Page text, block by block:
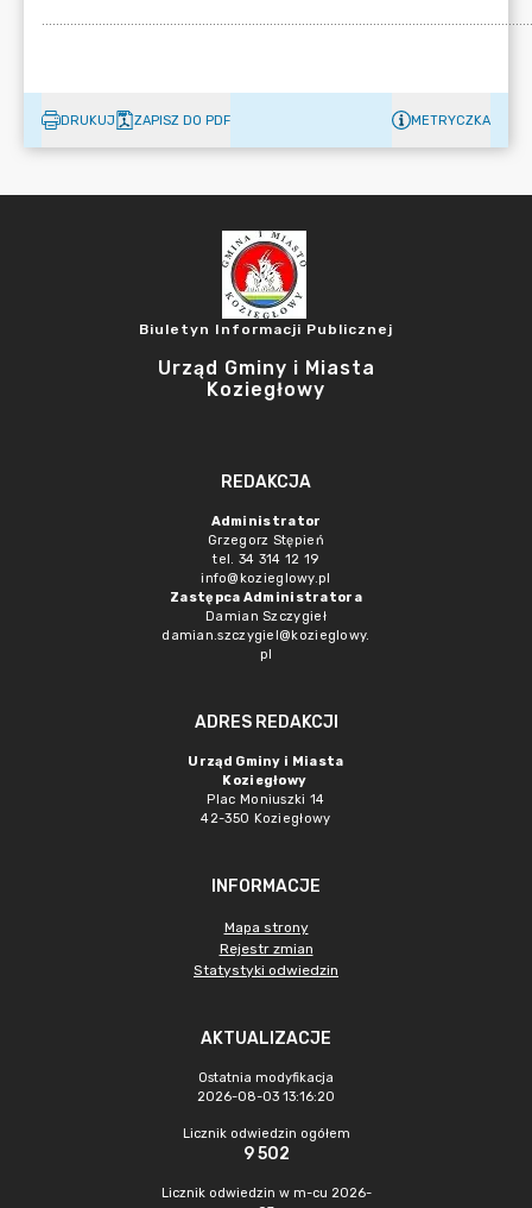
DRUKUJ ZAPISZ DO PDF METRYCZKA
Biuletyn Informacji Publicznej
Urząd Gminy i Miasta
Koziegłowy
REDAKCJA
Administrator
Grzegorz Stępień
tel. 34 314 12 19
info@kozieglowy.pl
Zastępca Administratora
Damian Szczygieł
damian.szczygiel@kozieglowy.
pl
ADRES REDAKCJI
Urząd Gminy i Miasta
Koziegłowy
Plac Moniuszki 14
42-350 Koziegłowy
INFORMACJE
Mapa strony
Rejestr zmian
Statystyki odwiedzin
AKTUALIZACJE
Ostatnia modyfikacja
2026-08-03 13:16:20
Licznik odwiedzin ogółem
9 502
Licznik odwiedzin w m-cu 2026-